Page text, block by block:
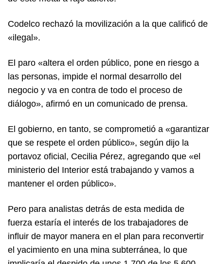
Codelco rechazó la movilización a la que calificó de
«ilegal».
El paro «altera el orden público, pone en riesgo a
las personas, impide el normal desarrollo del
negocio y va en contra de todo el proceso de
diálogo», afirmó en un comunicado de prensa.
El gobierno, en tanto, se comprometió a «garantizar
que se respete el orden público», según dijo la
portavoz oficial, Cecilia Pérez, agregando que «el
ministerio del Interior está trabajando y vamos a
mantener el orden público».
Pero para analistas detrás de esta medida de
fuerza estaría el interés de los trabajadores de
influir de mayor manera en el plan para reconvertir
el yacimiento en una mina subterránea, lo que